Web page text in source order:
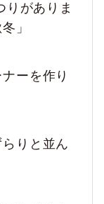
りがありま
」
ーを作り
りと並ん